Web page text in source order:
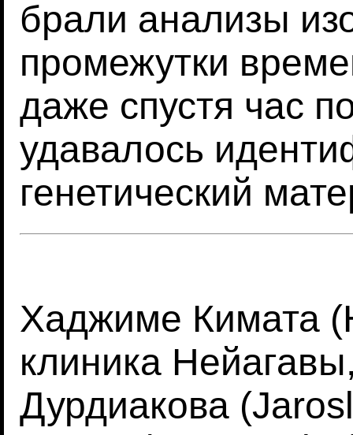
брали анализы
промежутки
даже спустя час
удавалось
генетический
Хаджиме Кимата
клиника
Дурдиакова